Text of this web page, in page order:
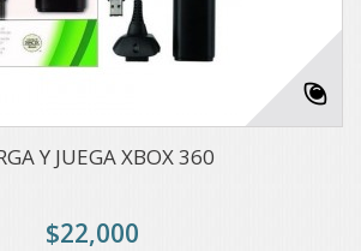
Y JUEGA XBOX 360
$22,000